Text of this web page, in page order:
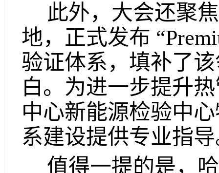
此外，大会还聚
地，正式发布
验证体系，填补了
白。为进一步提升
中心新能源检验中
系建设提供专业指
值得一提的是，